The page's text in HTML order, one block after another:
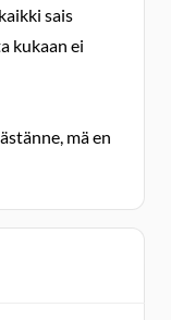
sais
kukaan ei
mä en